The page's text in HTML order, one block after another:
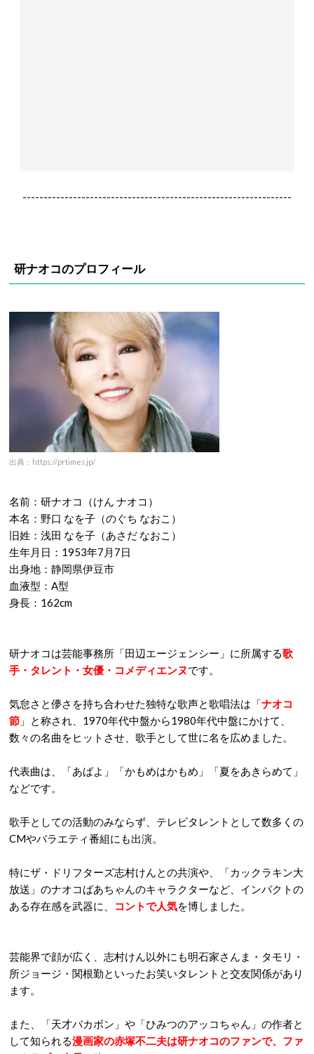
----------------------------------------------------------------
研ナオコのプロフィール
出典：https://prtimes.jp/
名前：研ナオコ（けん ナオコ）
本名：野口 なを子（のぐち なおこ）
旧姓：浅田 なを子（あさだ なおこ）
生年月日：1953年7月7日
出身地：静岡県伊豆市
血液型：A型
身長：162cm
研ナオコは芸能事務所「田辺エージェンシー」に所属する歌
手・タレント・女優・コメディエンヌです。
気怠さと儚さを持ち合わせた独特な歌声と歌唱法は「ナオコ
節 」と称され、1970年代中盤から1980年代中盤にかけて、
数々の名曲をヒットさせ、歌手として世に名を広めました。
代表曲は、「あばよ」「かもめはかもめ」「夏をあきらめて」
などです。
歌手としての活動のみならず、テレビタレントとして数多くの
CMやバラエティ番組にも出演。
特にザ・ドリフターズ志村けんとの共演や、「カックラキン大
放送」のナオコばあちゃんのキャラクターなど、インパクトの
ある存在感を武器に、
コントで人気を博しました。
芸能界で顔が広く、志村けん以外にも明石家さんま・タモリ・
所ジョージ・関根勤といったお笑いタレントと交友関係があり
ます。
また、「天才バカボン」や「ひみつのアッコちゃん」の作者と
して知られる漫画家の赤塚不二夫は研ナオコのファンで、ファ